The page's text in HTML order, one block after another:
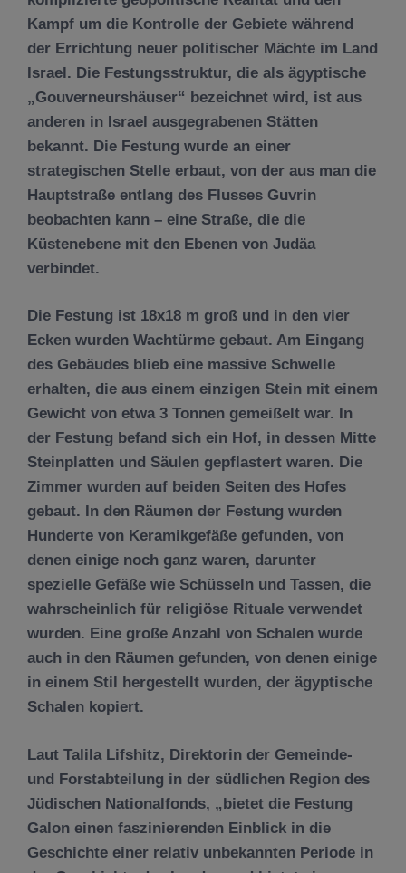
Kampf um die Kontrolle der Gebiete während
der Errichtung neuer politischer Mächte im Land
Israel. Die Festungsstruktur, die als ägyptische
„Gouverneurshäuser“ bezeichnet wird, ist aus
anderen in Israel ausgegrabenen Stätten
bekannt. Die Festung wurde an einer
strategischen Stelle erbaut, von der aus man die
Hauptstraße entlang des Flusses Guvrin
beobachten kann – eine Straße, die die
Küstenebene mit den Ebenen von Judäa
verbindet.
Die Festung ist 18x​​18 m groß und in den vier
Ecken wurden Wachtürme gebaut. Am Eingang
des Gebäudes blieb eine massive Schwelle
erhalten, die aus einem einzigen Stein mit einem
Gewicht von etwa 3 Tonnen gemeißelt war. In
der Festung befand sich ein Hof, in dessen Mitte
Steinplatten und Säulen gepflastert waren. Die
Zimmer wurden auf beiden Seiten des Hofes
gebaut. In den Räumen der Festung wurden
Hunderte von Keramikgefäße gefunden, von
denen einige noch ganz waren, darunter
spezielle Gefäße wie Schüsseln und Tassen, die
wahrscheinlich für religiöse Rituale verwendet
wurden. Eine große Anzahl von Schalen wurde
auch in den Räumen gefunden, von denen einige
in einem Stil hergestellt wurden, der ägyptische
Schalen kopiert.
Laut Talila Lifshitz, Direktorin der Gemeinde-
und Forstabteilung in der südlichen Region des
Jüdischen Nationalfonds, „bietet die Festung
Galon einen faszinierenden Einblick in die
Geschichte einer relativ unbekannten Periode in